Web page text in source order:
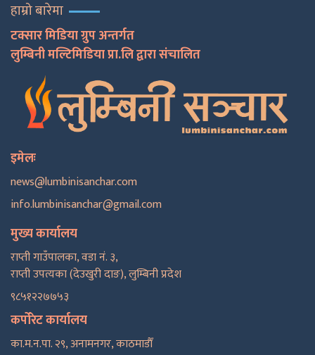
हाम्रो बारेमा
टक्सार मिडिया ग्रुप अन्तर्गत
लुम्बिनी मल्टिमिडिया प्रा.लि द्वारा संचालित
इमेलः
news@lumbinisanchar.com
info.lumbinisanchar@gmail.com
मुख्य कार्यालय
राप्ती गाउँपालका, वडा नं. ३,
राप्ती उपत्यका (देउखुरी दाङ), लुम्बिनी प्रदेश
९८५१२२७७५३
कर्पोरेट कार्यालय
का.म.न.पा. २९, अनामनगर, काठमाडाैँ